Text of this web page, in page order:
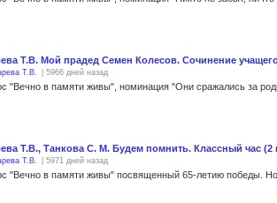
Т.В. Мой прадед Семен Колесов. Сочинение
Т.В. | 5966 дней назад
Т.В., Танкова С. М. Будем помнить. Классный час (2
Т.В. | 5971 дней назад